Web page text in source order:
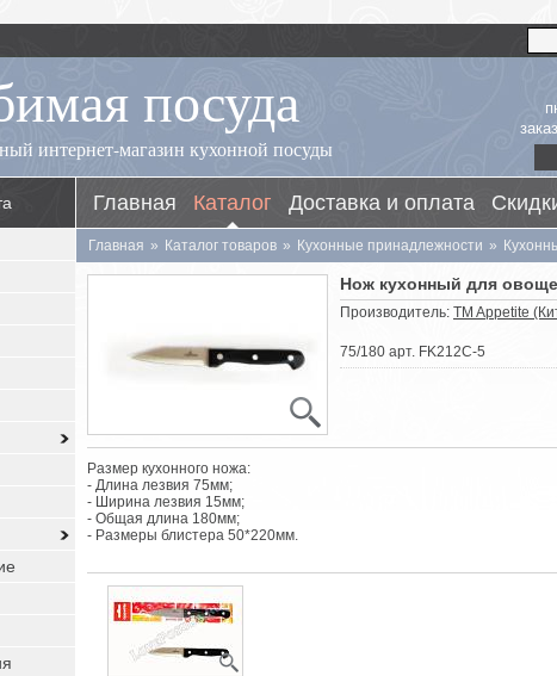
посуда
интернет-магазин кухонной посуды
без
Главная Каталог Доставка и оплата
Главная » Каталог товаров » Кухонные принадлежности »
Нож кухонный для
Производитель: TM Appetite
75/180 арт. FK212C-5
Размер кухонного ножа:
- Длина лезвия 75мм;
- Ширина лезвия 15мм;
- Общая длина 180мм;
- Размеры блистера 50*220мм.